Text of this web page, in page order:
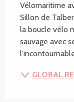
Vélomaritime
Sillon de
la boucle vélo
sauvage avec